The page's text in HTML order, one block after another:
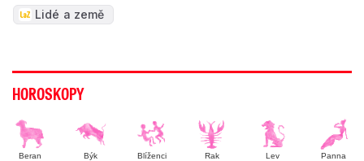
Lidé a země
HOROSKOPY
Beran Býk Blíženci Rak Lev Panna